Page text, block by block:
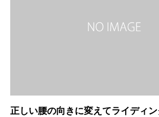
正しい腰の向きに変えてライディ